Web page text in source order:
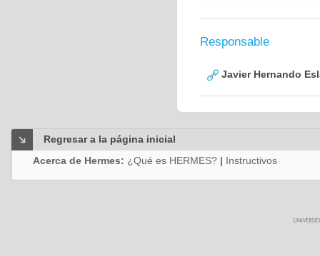
Responsable
Javier Hernando
Regresar a la página inicial
Acerca de Hermes: ¿Qué es HERMES? | Instructivos